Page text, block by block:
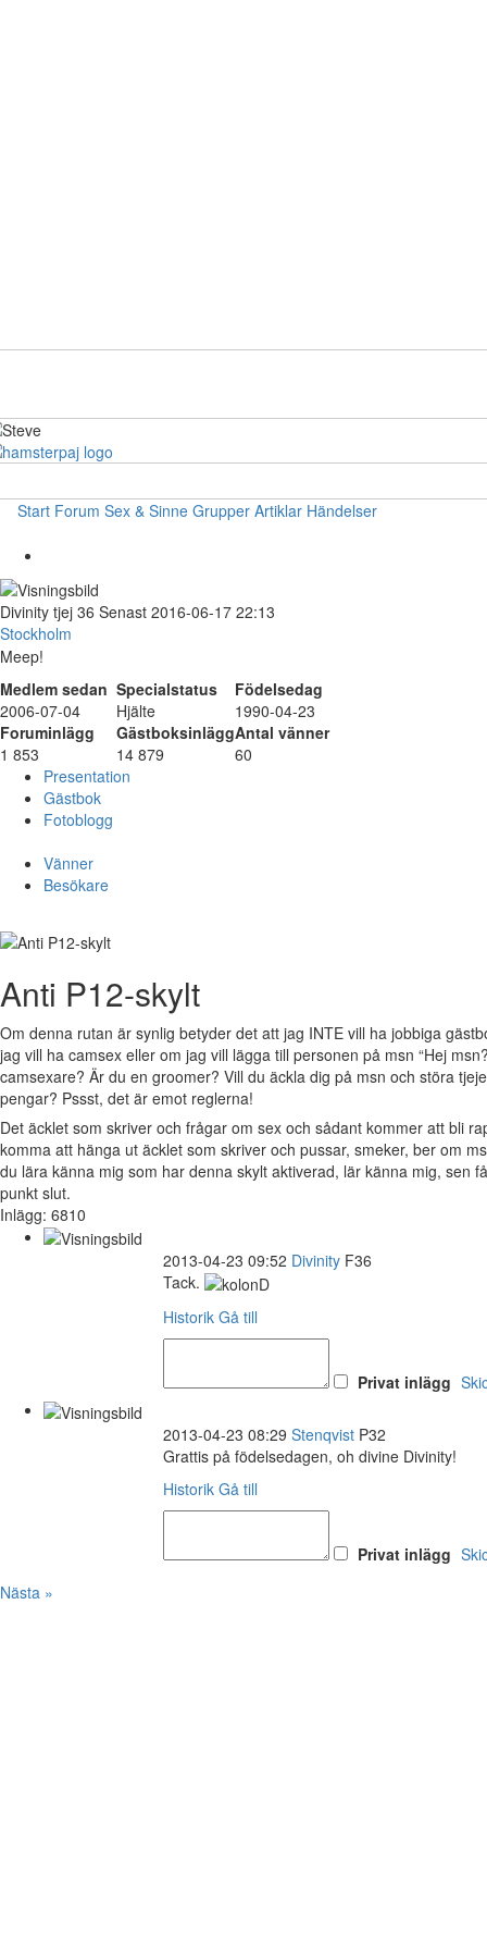
Start Forum Sex & Sinne Grupper Artiklar Händelser
Divinity tjej 36 Senast 2016-06-17 22:13
Stockholm
Meep!
Medlem sedan Specialstatus
Födelsedag
2006-07-04
Hjälte
1990-04-23
Foruminlägg
GästboksinläggAntal vänner
1 853
14 879
60
Presentation
Gästbok
Fotoblogg
Vänner
Besökare
Anti P12-skylt
Om denna rutan är synlig betyder det att jag INTE vill ha jobbiga
jag vill ha camsex eller om jag vill lägga till personen på msn “Hej
camsexare? Är du en groomer? Vill du äckla dig på msn och störa
pengar? Pssst, det är emot reglerna!
Det äcklet som skriver och frågar om sex och sådant kommer att bli
komma att hänga ut äcklet som skriver och pussar, smeker, ber om
du lära känna mig som har denna skylt aktiverad, lär känna mig,
punkt slut.
Inlägg: 6810
2013-04-23 09:52 Divinity F36
Tack.
Historik Gå till
Privat inlägg
2013-04-23 08:29 Stenqvist P32
Grattis på födelsedagen, oh divine Divinity!
Historik Gå till
Privat inlägg
Nästa »